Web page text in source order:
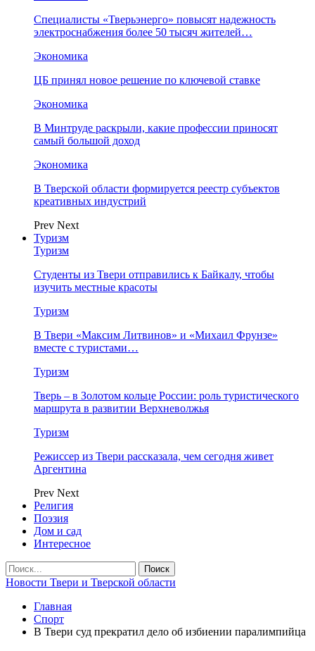
Специалисты «Тверьэнерго» повысят надежность
электроснабжения более 50 тысяч жителей…
Экономика
ЦБ принял новое решение по ключевой ставке
Экономика
В Минтруде раскрыли, какие профессии приносят
самый большой доход
Экономика
В Тверской области формируется реестр субъектов
креативных индустрий
Prev Next
Туризм
Туризм
Студенты из Твери отправились к Байкалу, чтобы
изучить местные красоты
Туризм
В Твери «Максим Литвинов» и «Михаил Фрунзе»
вместе с туристами…
Туризм
Тверь – в Золотом кольце России: роль туристического
маршрута в развитии Верхневолжья
Туризм
Режиссер из Твери рассказала, чем сегодня живет
Аргентина
Prev Next
Религия
Поэзия
Дом и сад
Интересное
Новости Твери и Тверской области
Главная
Спорт
В Твери суд прекратил дело об избиении паралимпийца